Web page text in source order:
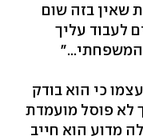
שאין בזה שום
לעבוד עליך
המשפחתי..."
29, מעיד על עצמו כי הוא בודק
לא פוסל מועמדת
מדוע הוא חייב